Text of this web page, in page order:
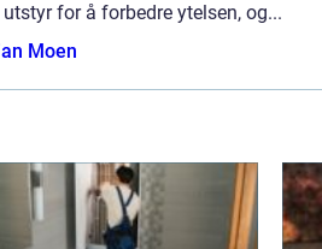
for å forbedre ytelsen, og...
Moen